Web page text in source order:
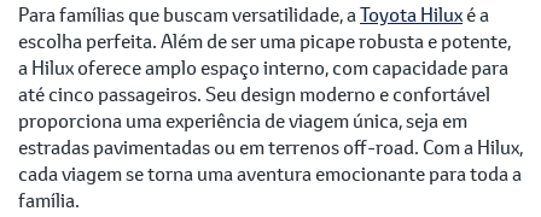
Para famílias que buscam versatilidade, aToyota Hiluxé a
escolha perfeita. Além de ser uma picape robusta e potente,
a Hilux oferece amplo espaço interno, com capacidade para
até cinco passageiros. Seu design moderno e confortável
proporciona uma experiência de viagem única, seja em
estradas pavimentadas ou em terrenos off-road. Com a Hilux,
cada viagem se torna uma aventura emocionante para toda a
família.